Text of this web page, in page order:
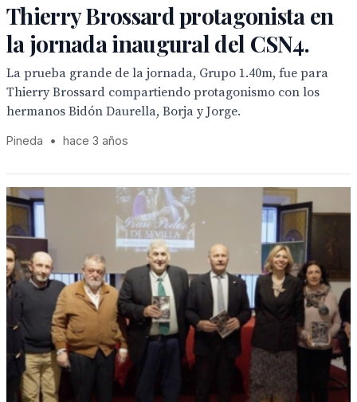
Thierry Brossard protagonista en
la jornada inaugural del CSN4.
La prueba grande de la jornada, Grupo 1.40m, fue para
Thierry Brossard compartiendo protagonismo con los
hermanos Bidón Daurella, Borja y Jorge.
Pineda • hace 3 años